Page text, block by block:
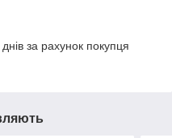
за рахунок покупця